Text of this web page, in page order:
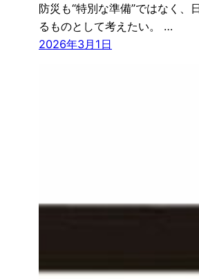
防災も“特別な準備”ではなく、
るものとして考えたい。 …
2026年3月1日